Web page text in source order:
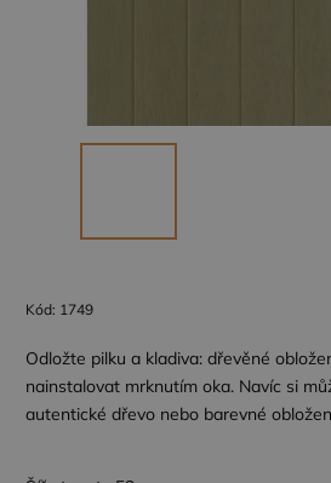
Kód: 1749
Odložte pilku a kladiva: dřevěné
nainstalovat mrknutím oka. Navíc si
autentické dřevo nebo barevné